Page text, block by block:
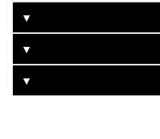
▼
▼
▼